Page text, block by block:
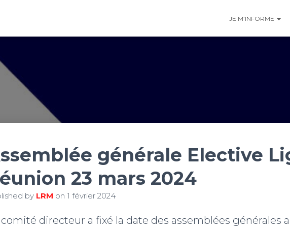
JE M’INFORME
générale Elective
23 mars 2024
by LRM on 1 février 2024
comité directeur a fixé la date des assemblées générales